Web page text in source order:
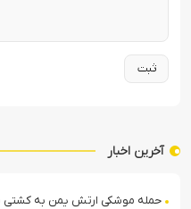
آخرین اخبار
حمله موشکی ارتش یمن به کشتی